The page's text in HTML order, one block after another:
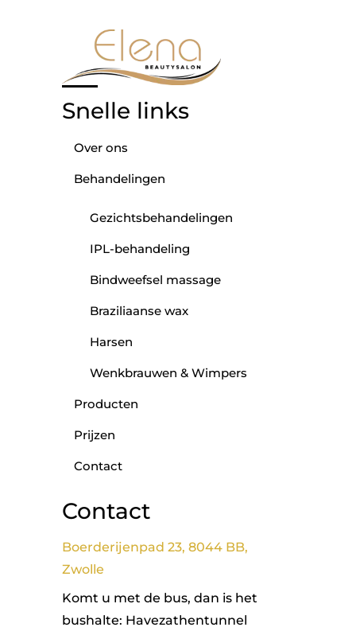
Snelle links
Over ons
Behandelingen
Gezichtsbehandelingen
IPL-behandeling
Bindweefsel massage
Braziliaanse wax
Harsen
Wenkbrauwen & Wimpers
Producten
Prijzen
Contact
Contact
Boerderijenpad 23, 8044 BB,
Zwolle
Komt u met de bus, dan is het
bushalte: Havezathentunnel